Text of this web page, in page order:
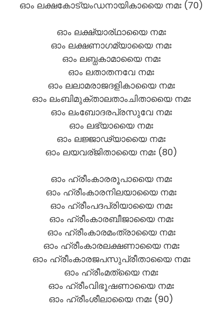
ഓം ലക്ഷകോട്യംഡനായികായൈ നമഃ (70)
ഓം ലക്ഷ്യാര്ഥായൈ നമഃ
ഓം ലക്ഷണാഗമ്യായൈ നമഃ
ഓം ലബ്ധകാമായൈ നമഃ
ഓം ലതാതനവേ നമഃ
ഓം ലലാമരാജദളികായൈ നമഃ
ഓം ലംബിമുക്താലതാംചിതായൈ നമഃ
ഓം ലംബോദരപ്രസുവേ നമഃ
ഓം ലഭ്യായൈ നമഃ
ഓം ലജ്ജാഢ്യായൈ നമഃ
ഓം ലയവര്ജിതായൈ നമഃ (80)
ഓം ഹ്രീംകാരരൂപായൈ നമഃ
ഓം ഹ്രീംകാരനിലയായൈ നമഃ
ഓം ഹ്രീംപദപ്രിയായൈ നമഃ
ഓം ഹ്രീംകാരബീജായൈ നമഃ
ഓം ഹ്രീംകാരമംത്രായൈ നമഃ
ഓം ഹ്രീംകാരലക്ഷണായൈ നമഃ
ഓം ഹ്രീംകാരജപസുപ്രീതായൈ നമഃ
ഓം ഹ്രീംമത്യൈ നമഃ
ഓം ഹ്രീംവിഭൂഷണായൈ നമഃ
ഓം ഹ്രീംശീലായൈ നമഃ (90)